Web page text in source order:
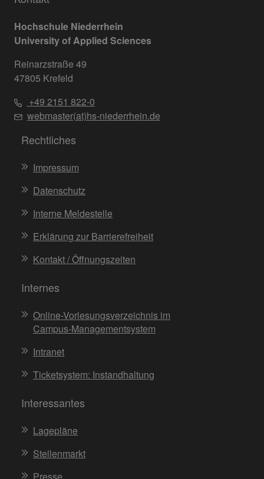
Hochschule Niederrhein
University of Applied Sciences
Reinarzstraße 49
47805 Krefeld
+49 2151 822-0
webmaster(at)hs-niederrhein.de
Rechtliches
Impressum
Datenschutz
Interne Meldestelle
Erklärung zur Barrierefreiheit
Kontakt / Öffnungszeiten
Internes
Online-Vorlesungsverzeichnis im
Campus-Managementsystem
Intranet
Ticketsystem: Instandhaltung
Interessantes
Lagepläne
Stellenmarkt